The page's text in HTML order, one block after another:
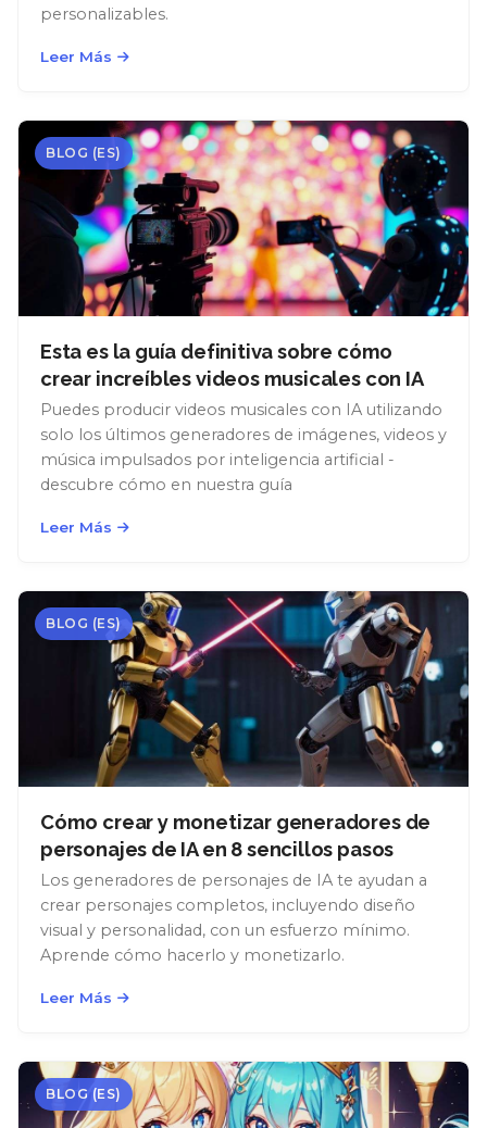
personalizables.
Leer Más
BLOG (ES)
Esta es la guía definitiva sobre cómo
crear increíbles videos musicales con IA
Puedes producir videos musicales con IA utilizando
solo los últimos generadores de imágenes, videos y
música impulsados por inteligencia artificial -
descubre cómo en nuestra guía
Leer Más
BLOG (ES)
Cómo crear y monetizar generadores de
personajes de IA en 8 sencillos pasos
Los generadores de personajes de IA te ayudan a
crear personajes completos, incluyendo diseño
visual y personalidad, con un esfuerzo mínimo.
Aprende cómo hacerlo y monetizarlo.
Leer Más
BLOG (ES)